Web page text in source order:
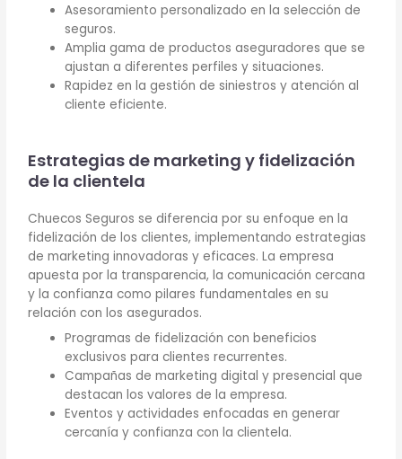
Asesoramiento personalizado en la selección de
seguros.
Amplia gama de productos aseguradores que se
ajustan a diferentes perfiles y situaciones.
Rapidez en la gestión de siniestros y atención al
cliente eficiente.
Estrategias de marketing y fidelización
de la clientela
Chuecos Seguros se diferencia por su enfoque en la
fidelización de los clientes, implementando estrategias
de marketing innovadoras y eficaces. La empresa
apuesta por la transparencia, la comunicación cercana
y la confianza como pilares fundamentales en su
relación con los asegurados.
Programas de fidelización con beneficios
exclusivos para clientes recurrentes.
Campañas de marketing digital y presencial que
destacan los valores de la empresa.
Eventos y actividades enfocadas en generar
cercanía y confianza con la clientela.